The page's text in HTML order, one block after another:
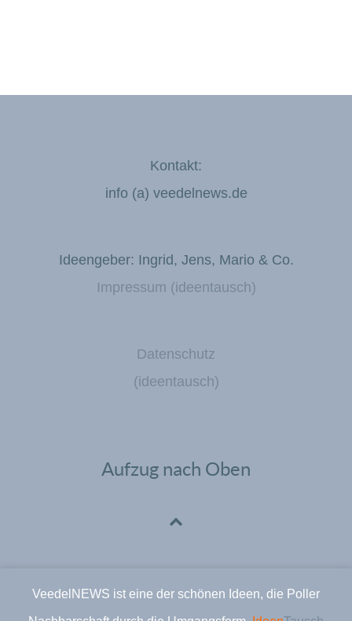
Kontakt:
info (a) veedelnews.de
Ideengeber: Ingrid, Jens, Mario & Co.
Impressum (ideentausch)
Datenschutz
(ideentausch)
Aufzug nach Oben
VeedelNEWS ist eine der schönen Ideen, die Poller